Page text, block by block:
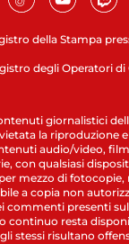
della Stampa
degli Operatori
giornalistici
la riproduzione e
audio/video,
con qualsiasi
mezzo di fotocopie,
a copia non
commenti presenti
continuo resta
stessi risultano